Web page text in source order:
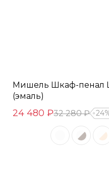
Мишель Шкаф-пенал
(эмаль)
24 480 ₽32 280 ₽